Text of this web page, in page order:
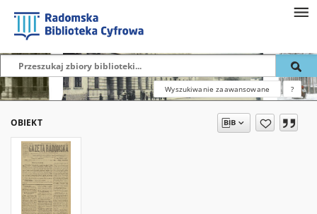
Wyszukiwanie zaawansowane ?
OBIEKT